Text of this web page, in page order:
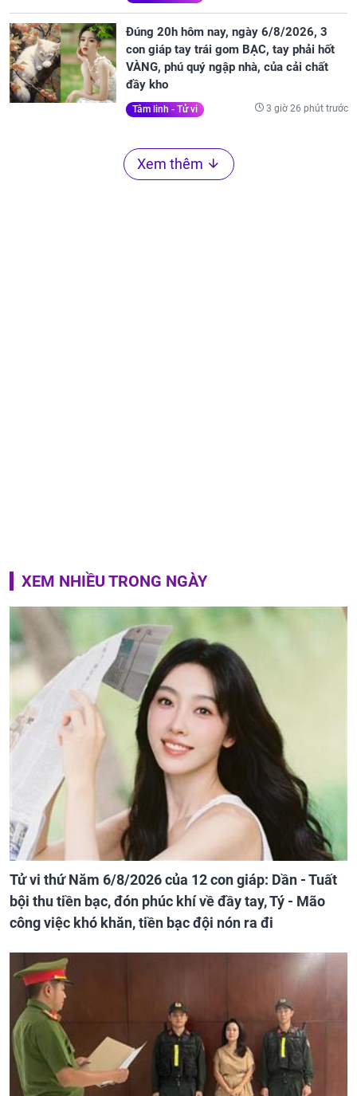
Đúng 20h hôm nay, ngày 6/8/2026, 3
con giáp tay trái gom BẠC, tay phải hốt
VÀNG, phú quý ngập nhà, của cải chất
đầy kho
Tâm linh - Tử vi 3 giờ 26 phút trước
Xem thêm
XEM NHIỀU TRONG NGÀY
Tử vi thứ Năm 6/8/2026 của 12 con giáp: Dần - Tuất
bội thu tiền bạc, đón phúc khí về đầy tay, Tý - Mão
công việc khó khăn, tiền bạc đội nón ra đi